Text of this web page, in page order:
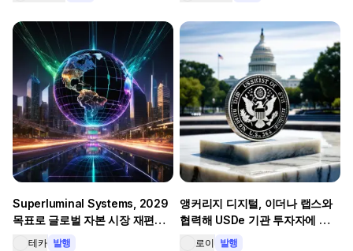
Superluminal Systems, 2029
목표로 글로벌 자본 시장 재편…
초당 마이크로초의 혁신
테카 발행
앵커리지 디지털, 이더나 랩스와
협력해 USDe 기관 투자자에 제
공 로이 발행